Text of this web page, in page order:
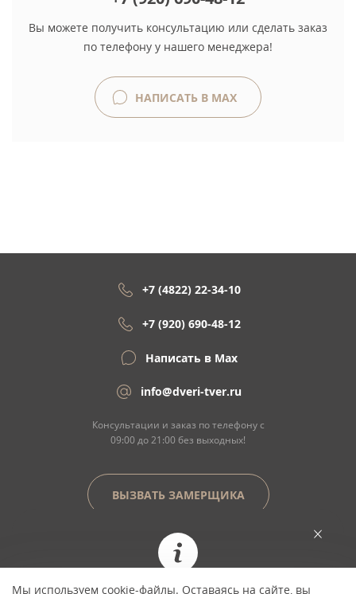
Вы можете получить консультацию или сделать заказ
по телефону у нашего менеджера!
НАПИСАТЬ В MAX
+7 (4822) 22-34-10
+7 (920) 690-48-12
Написать в Max
info@dveri-tver.ru
Консультации и заказ по телефону с
09:00 до 21:00 без выходных!
ВЫЗВАТЬ ЗАМЕРЩИКА
Сайт не является договором оферты
Мы используем cookie-файлы. Оставаясь на сайте, вы